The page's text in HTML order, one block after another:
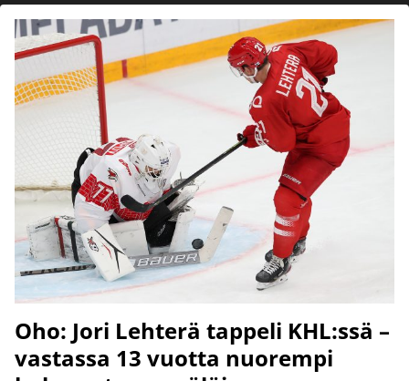
Oho: Jori Lehterä tappeli KHL:ssä –
vastassa 13 vuotta nuorempi